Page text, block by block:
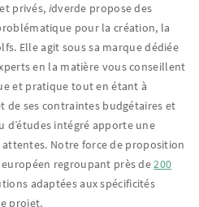
privés, idverde propose des
pour la création, la
Elle agit sous sa marque dédiée
en la matière vous conseillent
et pratique tout en étant à
de ses contraintes budgétaires et
d’études intégré apporte une
Notre force de proposition
regroupant près de200
adaptées aux spécificités
projet.